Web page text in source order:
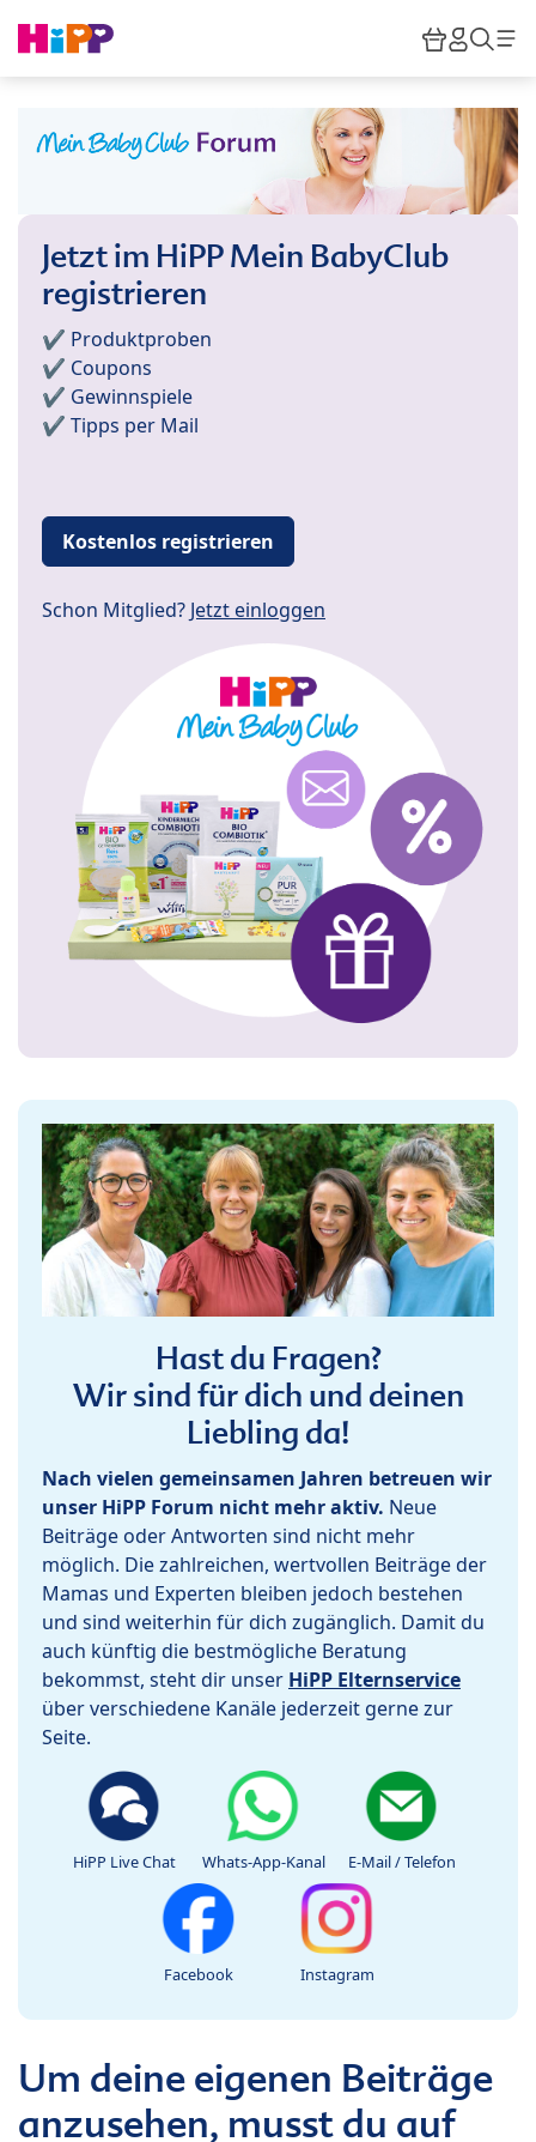
HiPP
Jetzt im HiPP Mein BabyClub
registrieren
✔️ Produktproben
✔️ Coupons
✔️ Gewinnspiele
✔️ Tipps per Mail
Kostenlos registrieren
Schon Mitglied? Jetzt einloggen
Hast du Fragen?
Wir sind für dich und deinen
Liebling da!
Nach vielen gemeinsamen Jahren betreuen wir
unser HiPP Forum nicht mehr aktiv. Neue
Beiträge oder Antworten sind nicht mehr
möglich. Die zahlreichen, wertvollen Beiträge der
Mamas und Experten bleiben jedoch bestehen
und sind weiterhin für dich zugänglich. Damit du
auch künftig die bestmögliche Beratung
bekommst, steht dir unser HiPP Elternservice
über verschiedene Kanäle jederzeit gerne zur
Seite.
HiPP Live Chat Whats-App-Kanal E-Mail / Telefon
Facebook Instagram
Um deine eigenen Beiträge
anzusehen, musst du auf